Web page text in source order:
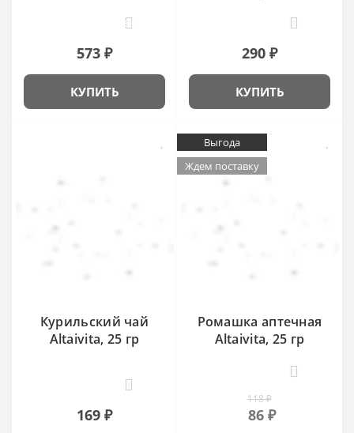
33
573 ₽
КУПИТЬ
290 ₽
КУПИТЬ
Курильский чай
Altaivita, 25 гр
169 ₽
Выгода
Ждем поставку
Ромашка аптечная
Altaivita, 25 гр
118 ₽
86 ₽